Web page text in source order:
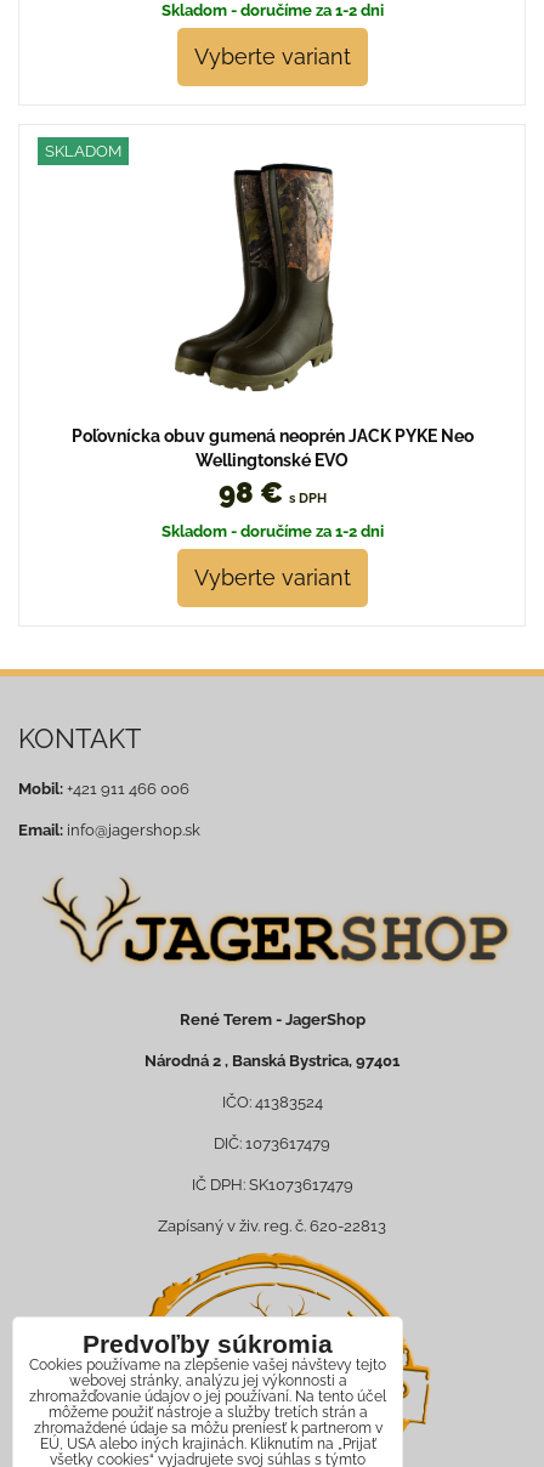
Skladom - doručíme za 1-2 dni
Vyberte variant
SKLADOM
Poľovnícka obuv gumená neoprén JACK PYKE Neo
Wellingtonské EVO
98 € s DPH
Skladom - doručíme za 1-2 dni
Vyberte variant
KONTAKT
Mobil: +421 911 466 006
Email: info@jagershop.sk
René Terem - JagerShop
Národná 2 , Banská Bystrica, 97401
IČO: 41383524
DIČ: 1073617479
IČ DPH: SK1073617479
Zapísaný v živ. reg. č. 620-22813
Predvoľby súkromia
Cookies používame na zlepšenie vašej návštevy tejto
webovej stránky, analýzu jej výkonnosti a
zhromažďovanie údajov o jej používaní. Na tento účel
môžeme použiť nástroje a služby tretích strán a
zhromaždené údaje sa môžu preniesť k partnerom v
EÚ, USA alebo iných krajinách. Kliknutím na „Prijať
všetky cookies“ vyjadrujete svoj súhlas s týmto